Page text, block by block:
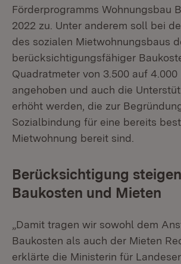
Förderprogramms Wohnungsbau
2022 zu. Unter anderem soll bei
des sozialen Mietwohnungsbaus
berücksichtigungsfähiger
Quadratmeter von 3.500 auf 4.000
angehoben und auch die
erhöht werden, die zur
Sozialbindung für eine bereits
Mietwohnung bereit sind.
Berücksichtigung
Baukosten und Mieten
„Damit tragen wir sowohl dem
Baukosten als auch der Mieten
erklärte die Ministerin für